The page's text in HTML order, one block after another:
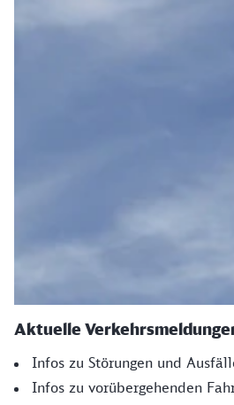
Aktuelle
Infos zu Störungen und
Infos zu vorübergehenden